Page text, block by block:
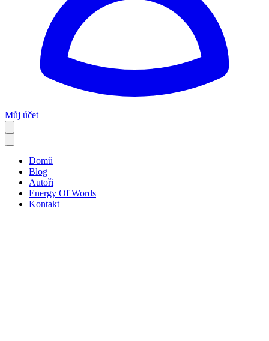
Můj účet
Domů
Blog
Autoři
Energy Of Words
Kontakt